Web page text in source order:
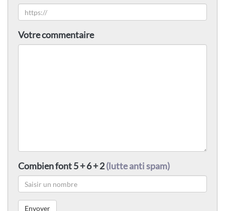
Votre commentaire
Combien font 5 + 6 + 2(lutte anti spam)